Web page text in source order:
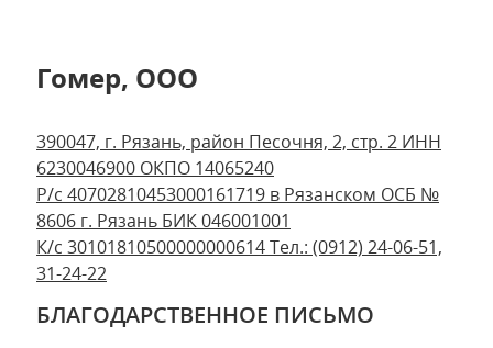
Гомер, ООО
390047, г. Рязань, район Песочня, 2, стр. 2 ИНН
6230046900 ОКПО 14065240
Р/с 40702810453000161719 в Рязанском ОСБ №
8606 г. Рязань БИК 046001001
К/с 30101810500000000614 Тел.: (0912) 24-06-51,
31-24-22
БЛАГОДАРСТВЕННОЕ ПИСЬМО